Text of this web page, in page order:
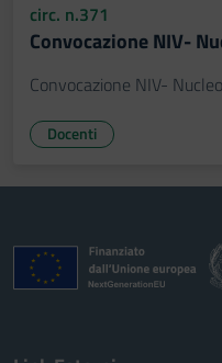
circ. n.371
Convocazione NIV-
Convocazione NIV-
Docenti